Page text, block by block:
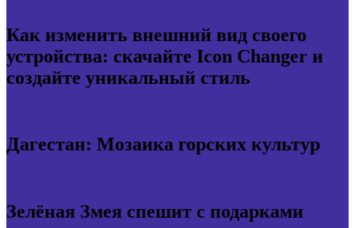
Как изменить внешний вид своего
устройства: скачайте Icon Changer и
создайте уникальный стиль
Дагестан: Мозаика горских культур
Зелёная Змея спешит с подарками